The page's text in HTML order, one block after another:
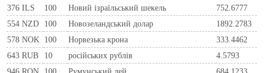
376 ILS 100 Новий ізраїльський шекель
752.6777
554 NZD 100 Новозеландський долар
1892.2783
578 NOK 100 Норвезька крона
333.4462
643 RUB 10 російських рублів
4.5793
946 RON 100 Румунський лей
684.1233